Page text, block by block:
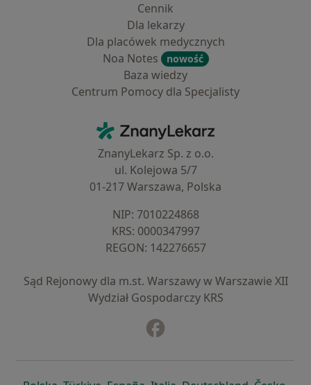
Cennik
Dla lekarzy
Dla placówek medycznych
Noa Notes
nowość
Baza wiedzy
Centrum Pomocy dla Specjalisty
ZnanyLekarz - Strona główna
ZnanyLekarz Sp. z o.o.
ul. Kolejowa 5/7
01-217 Warszawa, Polska
NIP: ⁠7010224868
KRS: ⁠0000347997
REGON: ⁠142276657
Sąd Rejonowy dla m.st. Warszawy w Warszawie XII
Wydział Gospodarczy KRS